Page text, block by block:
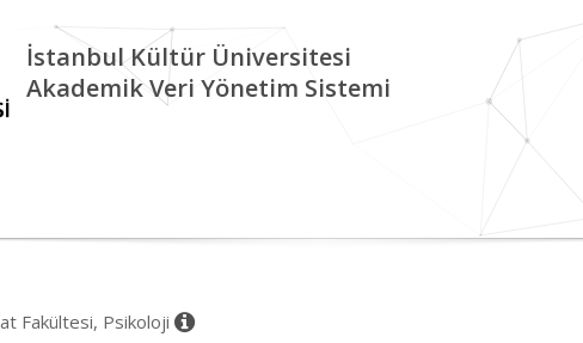
İstanbul Kültür Üniversitesi
Akademik Veri Yönetim Sistemi
Fakültesi, Psikoloji